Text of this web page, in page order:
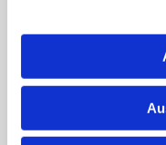
Was uns von
der persönliche
Bei Meet Koch
– wir hören zu,
liefern Ihnen genau
und Ihrem Stil passt.